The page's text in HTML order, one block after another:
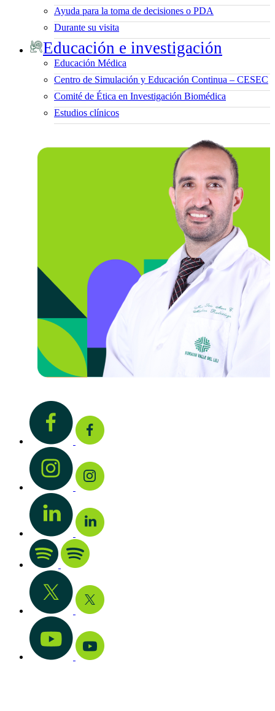
Ayuda para la toma de decisiones o PDA
Durante su visita
Educación e investigación
Educación Médica
Centro de Simulación y Educación Continua – CESEC
Comité de Ética en Investigación Biomédica
Estudios clínicos